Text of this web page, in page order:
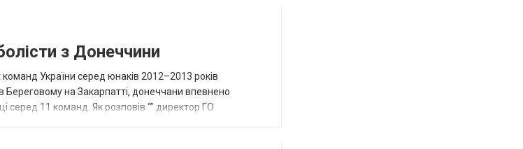
з Донеччини
України серед юнаків 2012–2013 років
Береговому на Закарпатті, донеччани впевнено
серед 11 команд. Як розповів “” директор ГО